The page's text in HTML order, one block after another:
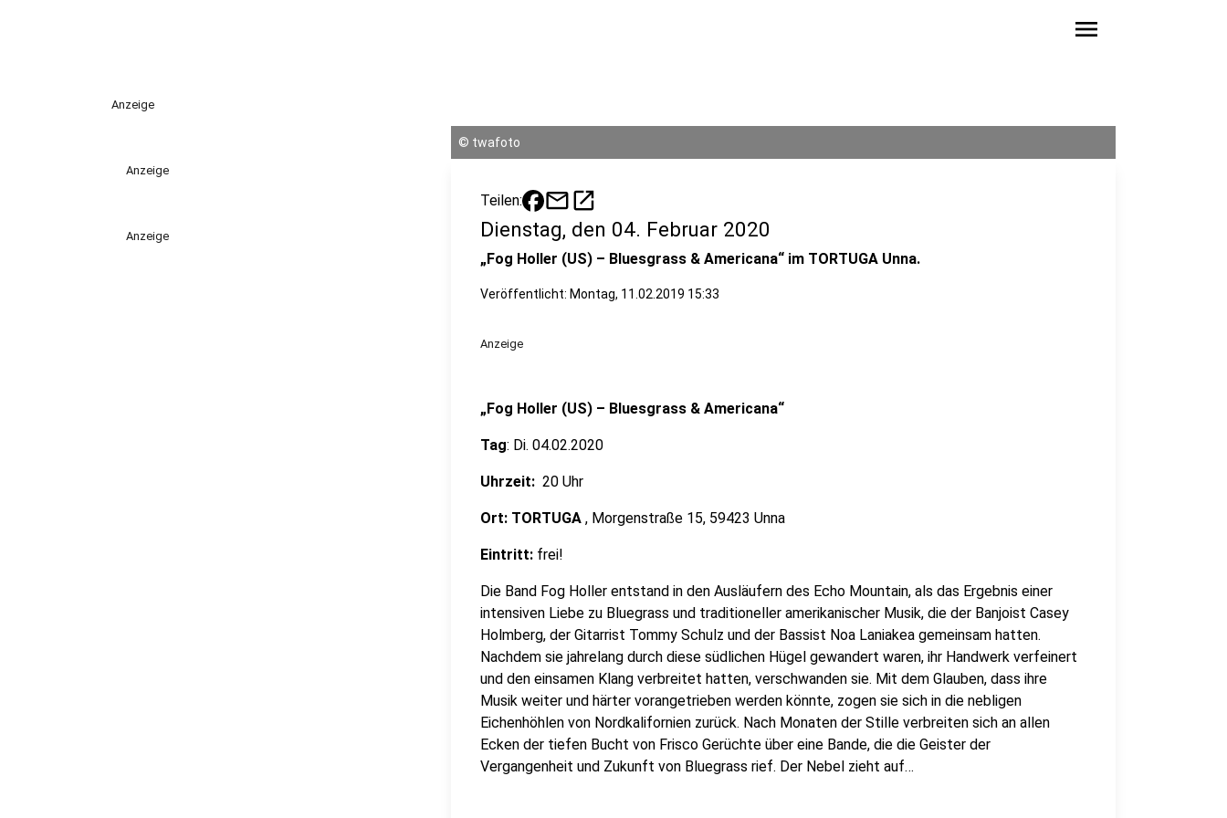
menu
Anzeige
Anzeige
Anzeige
© twafoto
Teilen: mailopen_in_new
Dienstag, den 04. Februar 2020
„Fog Holler (US) – Bluesgrass & Americana“ im TORTUGA Unna.
Veröffentlicht: Montag, 11.02.2019 15:33
Anzeige
„Fog Holler (US) – Bluesgrass & Americana“
Tag: Di. 04.02.2020
Uhrzeit: 20 Uhr
Ort: TORTUGA , Morgenstraße 15, 59423 Unna
Eintritt: frei!
Die Band Fog Holler entstand in den Ausläufern des Echo Mountain, als das Ergebnis einer
intensiven Liebe zu Bluegrass und traditioneller amerikanischer Musik, die der Banjoist Casey
Holmberg, der Gitarrist Tommy Schulz und der Bassist Noa Laniakea gemeinsam hatten.
Nachdem sie jahrelang durch diese südlichen Hügel gewandert waren, ihr Handwerk verfeinert
und den einsamen Klang verbreitet hatten, verschwanden sie. Mit dem Glauben, dass ihre
Musik weiter und härter vorangetrieben werden könnte, zogen sie sich in die nebligen
Eichenhöhlen von Nordkalifornien zurück. Nach Monaten der Stille verbreiten sich an allen
Ecken der tiefen Bucht von Frisco Gerüchte über eine Bande, die die Geister der
Vergangenheit und Zukunft von Bluegrass rief. Der Nebel zieht auf…